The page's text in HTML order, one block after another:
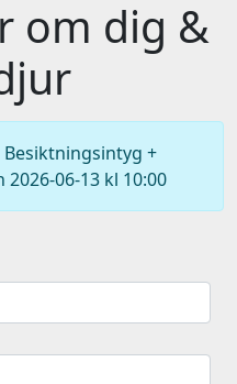
om dig &
+
06-13 kl 10:00